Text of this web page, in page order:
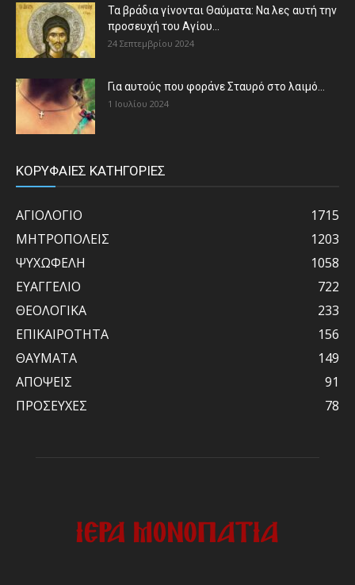
Τα βράδια γίνονται Θαύματα: Να λες αυτή την
προσευχή του Αγίου...
24 Σεπτεμβρίου 2024
Για αυτούς που φοράνε Σταυρό στο λαιμό…
1 Ιουλίου 2024
ΚΟΡΥΦΑΙΕΣ ΚΑΤΗΓΟΡΙΕΣ
ΑΓΙΟΛΟΓΙΟ
1715
ΜΗΤΡΟΠΟΛΕΙΣ
1203
ΨΥΧΩΦΕΛΗ
1058
ΕΥΑΓΓΕΛΙΟ
722
ΘΕΟΛΟΓΙΚΑ
233
ΕΠΙΚΑΙΡΟΤΗΤΑ
156
ΘΑΥΜΑΤΑ
149
ΑΠΟΨΕΙΣ
91
ΠΡΟΣΕΥΧΕΣ
78